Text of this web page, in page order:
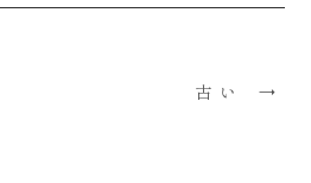
古い →